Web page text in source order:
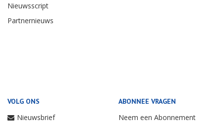
Nieuwsscript
Partnernieuws
VOLG ONS
Nieuwsbrief
ABONNEE VRAGEN
Neem een Abonnement